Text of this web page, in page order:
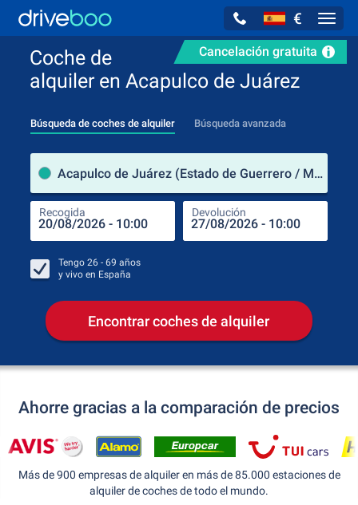
€
Cancelación gratuita
Coche de
alquiler en Acapulco de Juárez
Búsqueda de coches de alquiler Búsqueda avanzada
Acapulco de Juárez (Estado de Guerrero / México)
Recogida Devolución
Tengo 26 - 69 años
y vivo en España
Encontrar coches de alquiler
Ahorre gracias a la comparación de precios
Más de 900 empresas de alquiler en más de 85.000 estaciones de
alquiler de coches de todo el mundo.